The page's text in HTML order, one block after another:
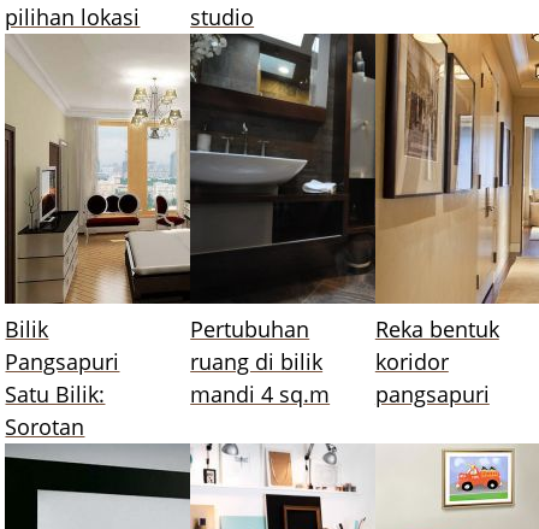
pilihan lokasi
studio
Bilik
Pangsapuri
Satu Bilik:
Sorotan
Pertubuhan
ruang di bilik
mandi 4 sq.m
Reka bentuk
koridor
pangsapuri